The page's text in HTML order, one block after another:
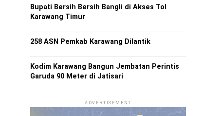
Bupati Bersih Bersih Bangli di Akses Tol
Karawang Timur
258 ASN Pemkab Karawang Dilantik
Kodim Karawang Bangun Jembatan Perintis
Garuda 90 Meter di Jatisari
ADVERTISEMENT